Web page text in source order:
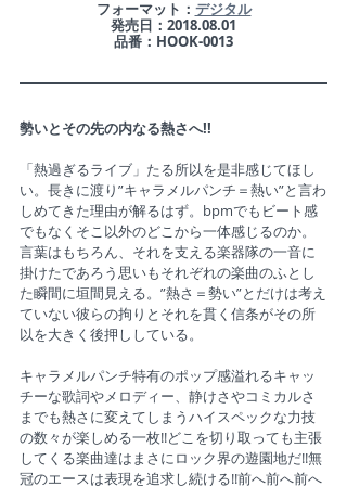
​フォーマット： デジタル
発売日：2018.08.01
品番：HOOK-0013
勢いとその先の内なる熱さへ!!
「熱過ぎるライブ」たる所以を是非感じてほし
い。長きに渡り”キャラメルパンチ＝熱い”と言わ
しめてきた理由が解るはず。bpmでもビート感
でもなくそこ以外のどこから一体感じるのか。
言葉はもちろん、それを支える楽器隊の一音に
掛けたであろう思いもそれぞれの楽曲のふとし
た瞬間に垣間見える。”熱さ＝勢い”とだけは考え
ていない彼らの拘りとそれを貫く信条がその所
以を大きく後押ししている。
キャラメルパンチ特有のポップ感溢れるキャッ
チーな歌詞やメロディー、静けさやコミカルさ
までも熱さに変えてしまうハイスペックな力技
の数々が楽しめる一枚!!どこを切り取っても主張
してくる楽曲達はまさにロック界の遊園地だ!!無
冠のエースは表現を追求し続ける!!前へ前へ前へ